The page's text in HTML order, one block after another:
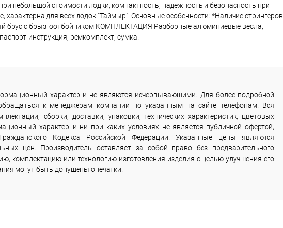
небольшой стоимости лодки, компактность, надежность и безопасность при
характерна для всех лодок "Таймыр". Основные особенности: *Наличие стрингеров
брус с брызгоотбойником КОМПЛЕКТАЦИЯ Разборные алюминиевые весла,
инструкция, ремкомплект, сумка.
характер и не являются исчерпывающими. Для более подробной
к менеджерам компании по указанным на сайте телефонам. Вся
сборки, доставки, упаковки, технических характеристик, цветовых
характер и ни при каких условиях не является публичной офертой,
Кодекса Российской Федерации. Указанные цены являются
цен. Производитель оставляет за собой право без предварительного
комплектацию или технологию изготовления изделия с целью улучшения его
могут быть допущены опечатки.